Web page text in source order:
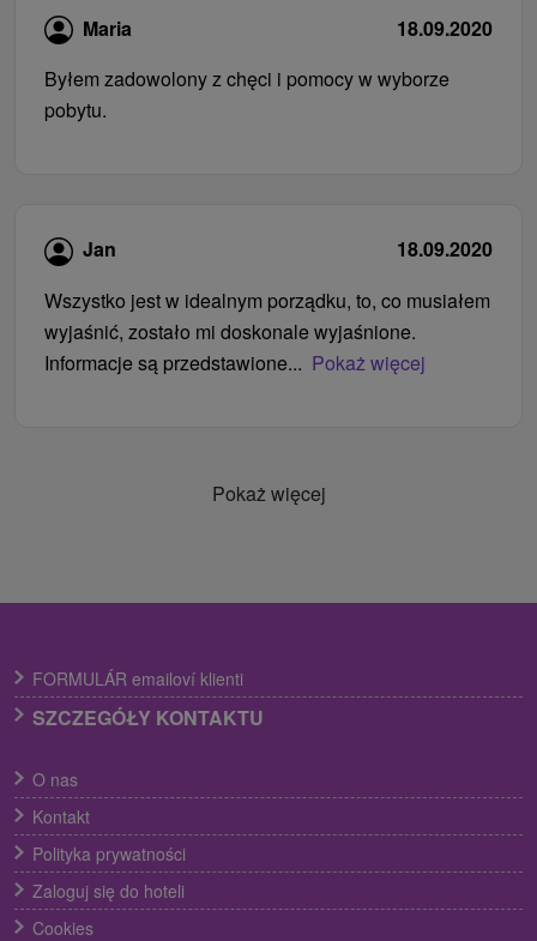
Maria
18.09.2020
Byłem zadowolony z chęci i pomocy w wyborze
pobytu.
Jan
18.09.2020
Wszystko jest w idealnym porządku, to, co musiałem
wyjaśnić, zostało mi doskonale wyjaśnione.
Informacje są przedstawione... Pokaż więcej
Pokaż więcej
FORMULÁR emailoví klienti
SZCZEGÓŁY KONTAKTU
O nas
Kontakt
Polityka prywatności
Zaloguj się do hoteli
Cookies